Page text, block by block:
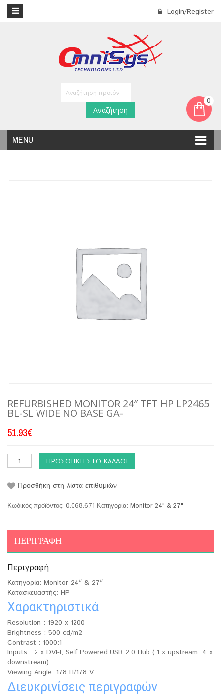
Login/Register
0
MENU
Αναζήτηση
REFURBISHED MONITOR 24″ TFT HP LP2465
BL-SL WIDE NO BASE GA-
51.93€
ΠΡΟΣΘΉΚΗ ΣΤΟ ΚΑΛΆΘΙ
Προσθήκη στη λίστα επιθυμιών
Κωδικός προϊόντος: 0.068.671 Κατηγορία: Monitor 24" & 27"
ΠΕΡΙΓΡΑΦΉ
Περιγραφή
Κατηγορία: Monitor 24″ & 27″
Κατασκευαστής: HP
Χαρακτηριστικά
Resolution : 1920 x 1200
Brightness : 500 cd/m2
Contrast : 1000:1
Inputs : 2 x DVI-I, Self Powered USB 2.0 Hub ( 1 x upstream, 4 x
downstream)
Viewing Angle: 178 H/178 V
Διευκρινίσεις περιγραφών